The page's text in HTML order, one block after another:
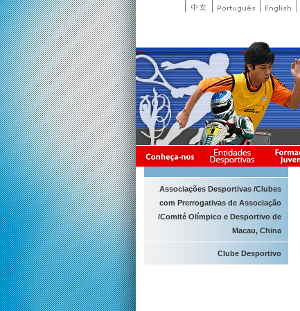
Associações Desportivas /Clubes
com Prerrogativas de Associação
/Comité Olímpico e Desportivo de
Macau, China
Clube Desportivo